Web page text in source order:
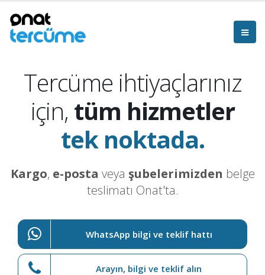
Tercüme ihtiyaçlarınız
için, tüm hizmetler
tek noktada.
Kargo, e-posta veya şubelerimizden belge
teslimatı Onat'ta.
WhatsApp bilgi ve teklif hattı
Arayın, bilgi ve teklif alın